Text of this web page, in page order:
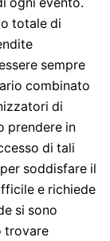
totale di
sempre
combinato
di
prendere in
di tali
soddisfare il
e richiede
si sono
trovare